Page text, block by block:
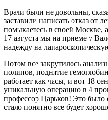
Врачи были не довольны,
заставили написать отказ от
помыкаетесь в своей Москве,
17 августа мы на приеме у
надежду на
Потом все закрутилось
полипов, поднятие
работает как часы, и вот 18
уникальную операцию в 4
профессор Царьков! Это было
стало понятно все будет